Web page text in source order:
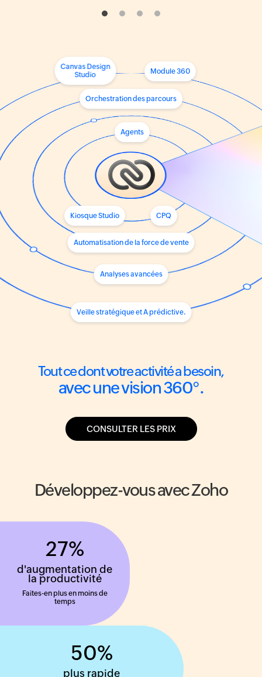
Canvas Design
Studio
Automatisation de la force de vente
Orchestrationdes parcours
CPQ
Module 360
KiosqueStudio
Veille stratégique etA prédictive.
Analysesavancées
Agents
Tout ce dont votreactivité a besoin,
avec une vision360°.
CONSULTER LES PRIX
Développez-vousavec Zoho
27%
d'augmentation de
la productivité
Faites-en plus en moins de
temps
50%
plus rapide